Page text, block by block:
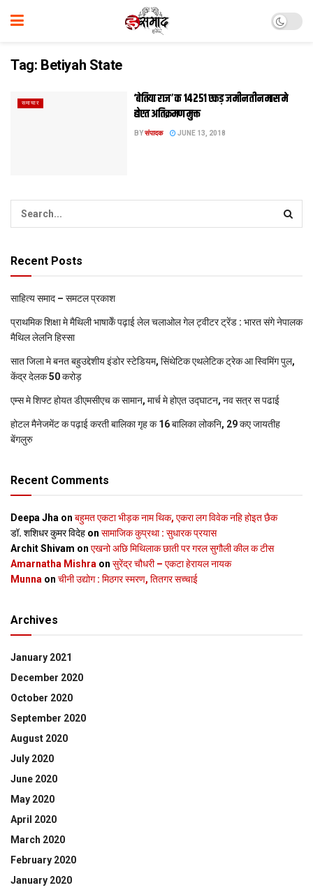
Tag: Betiyah State
समाचार
‘बेतिया राज’ क 14251 एकड़ जमीन तीन मास मे
होएत अतिक्रमण मुक्त
BYसंपादक JUNE 13, 2018
Recent Posts
साहित्य समाद – समटल प्रकाश
प्राथमिक शि‍क्षा मे मैथि‍ली भाषाकेँ पढ़ाई लेल चलाओल गेल ट्वीटर ट्रेंड : भारत संगे नेपालक
मैथिल लेलनि हिस्सा
सात जिला मे बनत बहुउद्देशीय इंडोर स्‍टेडि‍यम, सिंथेटिक एथलेटिक ट्रेक आ स्विमिंग पुल,
केंद्र देलक 50 करोड़
एम्स मे शिफ्ट होयत डीएमसीएच क सामान, मार्च मे होएत उद्घाटन, नव सत्र स पढाई
होटल मैनेजमेंट क पढ़ाई करती बालिका गृह क 16 बालिका लोकनि, 29 कए जायतीह
बेंगलुरु
Recent Comments
Deepa Jha on बहुमत एकटा भीड़क नाम थिक, एकरा लग विवेक नहि होइत छैक
डॉ. शशिधर कुमर विदेह on सामाजिक कुप्रथा : सुधारक प्रयास
Archit Shivam on एखनो अछि मिथिलाक छाती पर गरल सुगौली कील क टीस
Amarnatha Mishra on सुरेंद्र चौधरी – एकटा हेरायल नायक
Munna on चीनी उद्योग : मिठगर स्‍मरण, तितगर सच्‍चाई
Archives
January 2021
December 2020
October 2020
September 2020
August 2020
July 2020
June 2020
May 2020
April 2020
March 2020
February 2020
January 2020